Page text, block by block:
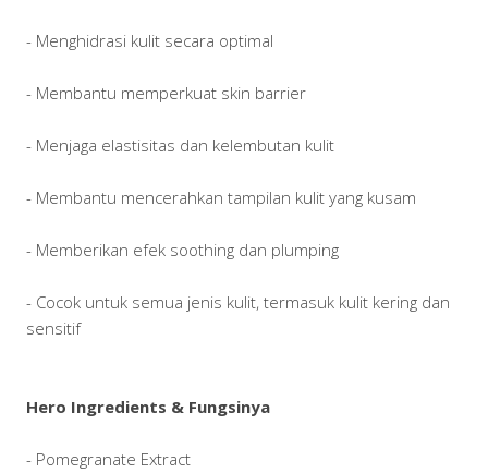
- Menghidrasi kulit secara optimal
- Membantu memperkuat skin barrier
- Menjaga elastisitas dan kelembutan kulit
- Membantu mencerahkan tampilan kulit yang kusam
- Memberikan efek soothing dan plumping
- Cocok untuk semua jenis kulit, termasuk kulit kering dan
sensitif
Hero Ingredients & Fungsinya
- Pomegranate Extract